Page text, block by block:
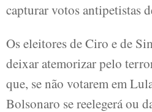
capturar votos antipetistas
Os eleitores de Ciro e de
deixar atemorizar pelo
que, se não votarem em
Bolsonaro se reelegerá ou